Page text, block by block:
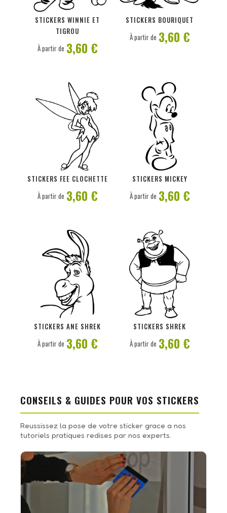
STICKERS WINNIE ET
TIGROU
PERSONNALISER
À partir de 3,60 €
STICKERS BOURIQUET
PERSONNALISER
À partir de 3,60 €
STICKERS FEE CLOCHETTE
PERSONNALISER
À partir de 3,60 €
STICKERS MICKEY
PERSONNALISER
À partir de 3,60 €
STICKERS ANE SHREK
PERSONNALISER
À partir de 3,60 €
STICKERS SHREK
PERSONNALISER
À partir de 3,60 €
CONSEILS & GUIDES POUR VOS STICKERS
Reussissez la pose de votre sticker grace a nos
tutoriels pratiques redises par nos experts.